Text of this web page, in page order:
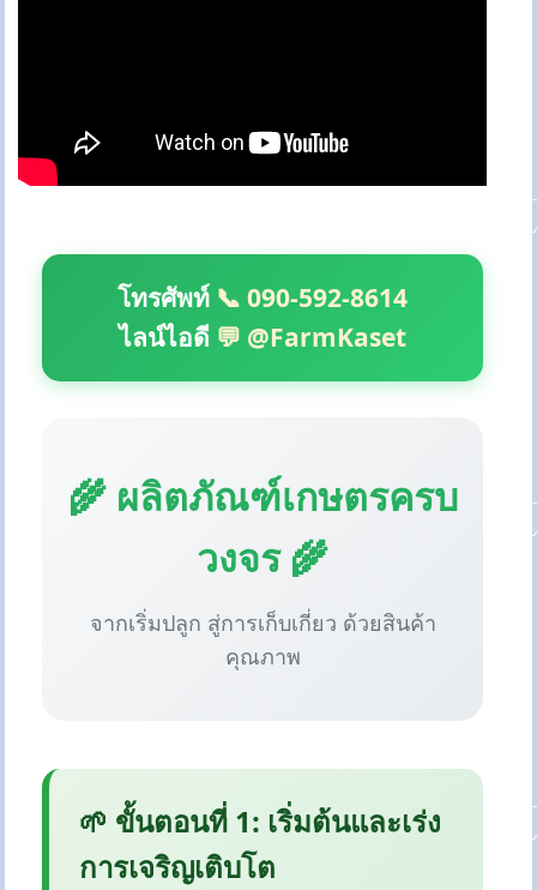
โทรศัพท์ 📞 090-592-8614
ไลน์ไอดี 💬 @FarmKaset
🌾 ผลิตภัณฑ์เกษตรครบ
วงจร 🌾
จากเริ่มปลูก สู่การเก็บเกี่ยว ด้วยสินค้า
คุณภาพ
🌱 ขั้นตอนที่ 1: เริ่มต้นและเร่ง
การเจริญเติบโต